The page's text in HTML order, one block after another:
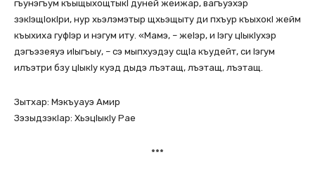
гъунэгъум къыщыхощтыкI дуней жеижар, вагъуэхэр
зэкIэщIокIри, нур хьэлэмэтыр щхьэщыту ди пхъур къыхокI жейм
къыхиха гуфIэр и нэгум иту. «Мамэ, – жеIэр, и Iэгу цIыкIухэр
дэгъэзеяуэ иIыгъыу, – сэ мыпхуэдэу сщIа къудейт, си Iэгум
илъэтри бзу цIыкIу куэд дыдэ лъэтащ, лъэтащ, лъэтащ.
Зытхар: Мэкъуауэ Амир
ЗэзыдзэкIар: ХьэцIыкIу Рае
***